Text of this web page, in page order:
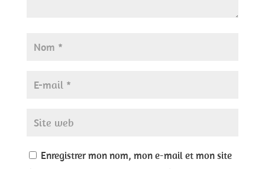
Enregistrer mon nom, mon e-mail et mon site